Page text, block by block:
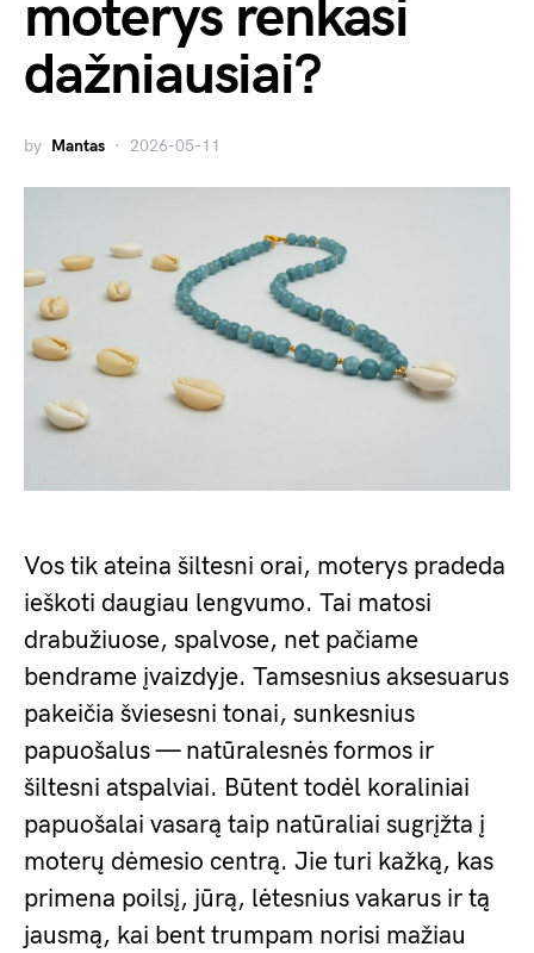
moterys renkasi
dažniausiai?
by Mantas 2026-05-11
Vos tik ateina šiltesni orai, moterys pradeda
ieškoti daugiau lengvumo. Tai matosi
drabužiuose, spalvose, net pačiame
bendrame įvaizdyje. Tamsesnius aksesuarus
pakeičia šviesesni tonai, sunkesnius
papuošalus — natūralesnės formos ir
šiltesni atspalviai. Būtent todėl koraliniai
papuošalai vasarą taip natūraliai sugrįžta į
moterų dėmesio centrą. Jie turi kažką, kas
primena poilsį, jūrą, lėtesnius vakarus ir tą
jausmą, kai bent trumpam norisi mažiau